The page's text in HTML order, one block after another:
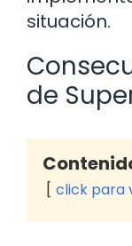
situación.
de
click para